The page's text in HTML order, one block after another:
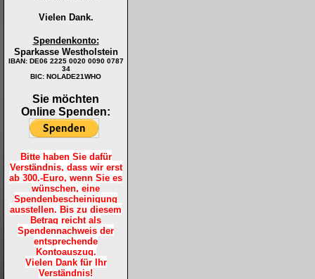
Vielen Dank.
Spendenkonto:
Sparkasse Westholstein
IBAN: DE06 2225 0020 0090 0787
34
BIC: NOLADE21WHO
Sie möchten
Online Spenden:
Bitte haben Sie dafür
Verständnis, dass wir erst
ab 300.-Euro, wenn Sie es
wünschen, eine
Spendenbescheinigung
ausstellen. Bis zu diesem
Betrag reicht als
Spendennachweis der
entsprechende
Kontoauszug.
Vielen Dank für Ihr
Verständnis!